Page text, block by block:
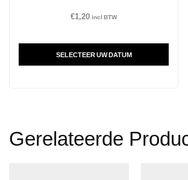
€1,20 incl BTW
SELECTEER UW DATUM
Gerelateerde